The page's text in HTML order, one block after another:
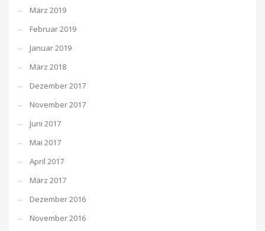
März 2019
Februar 2019
Januar 2019
März 2018
Dezember 2017
November 2017
Juni 2017
Mai 2017
April 2017
März 2017
Dezember 2016
November 2016